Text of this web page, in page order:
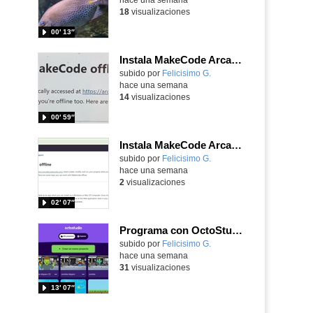
00′ 13″
18visualizaciones
Instala MakeCode Arcade para trabajar offline en tu tablet, ordenador, Chromebook
Contenido educativo.
subido por Felicisimo G.
00′ 59″
hace una semana
14visualizaciones
Instala MakeCode Arcade offline para programar grandes juegos sin necesidad de Internet
Contenido educativo.
subido por Felicisimo G.
02′ 07″
hace una semana
2 visualizaciones
Programa con OctoStudio, un juego de disparos contra Zombies con un cargador basado en el House of the dead
Contenido educativo.
subido por Felicisimo G.
13′ 07″
hace una semana
31 visualizaciones